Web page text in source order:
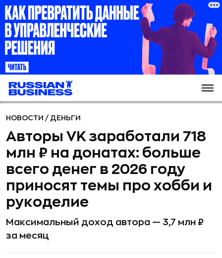
НОВОСТИ / ДЕНЬГИ
Авторы VK заработали 718
млн ₽ на донатах: больше
всего денег в 2026 году
приносят темы про хобби и
рукоделие
Максимальный доход автора — 3,7 млн ₽
за месяц